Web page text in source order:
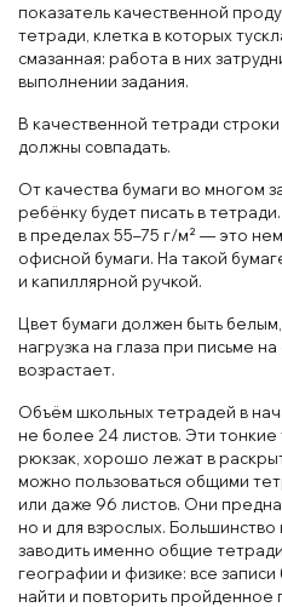
показатель качественной
тетради, клетка в которых
смазанная: работа в них
выполнении задания.
В качественной тетради
должны совпадать.
От качества бумаги во многом
ребёнку будет писать в
в пределах 55–75 г/м² — это
офисной бумаги. На такой
и капиллярной ручкой.
Цвет бумаги должен быть
нагрузка на глаза при письме
возрастает.
Объём школьных тетрадей в
не более 24 листов. Эти
рюкзак, хорошо лежат в
можно пользоваться общими
или даже 96 листов. Они
но и для взрослых.
заводить именно общие
географии и физике: все
найти и повторить пройденное